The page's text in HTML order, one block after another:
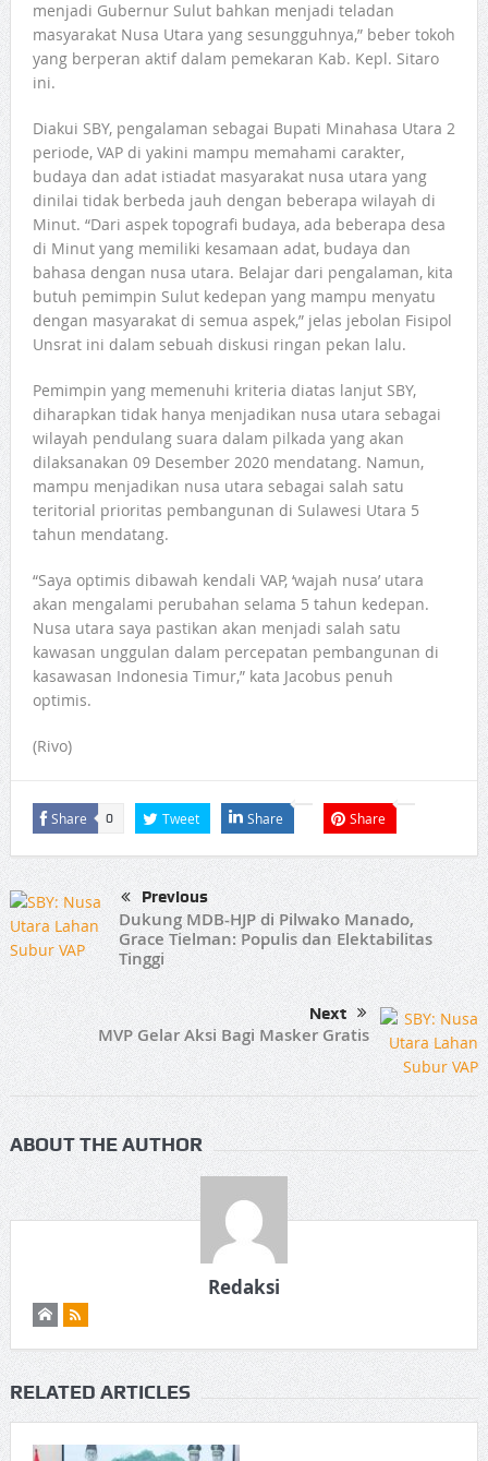
menjadi Gubernur Sulut bahkan menjadi teladan
masyarakat Nusa Utara yang sesungguhnya,” beber tokoh
yang berperan aktif dalam pemekaran Kab. Kepl. Sitaro
ini.
Diakui SBY, pengalaman sebagai Bupati Minahasa Utara 2
periode, VAP di yakini mampu memahami carakter,
budaya dan adat istiadat masyarakat nusa utara yang
dinilai tidak berbeda jauh dengan beberapa wilayah di
Minut. “Dari aspek topografi budaya, ada beberapa desa
di Minut yang memiliki kesamaan adat, budaya dan
bahasa dengan nusa utara. Belajar dari pengalaman, kita
butuh pemimpin Sulut kedepan yang mampu menyatu
dengan masyarakat di semua aspek,” jelas jebolan Fisipol
Unsrat ini dalam sebuah diskusi ringan pekan lalu.
Pemimpin yang memenuhi kriteria diatas lanjut SBY,
diharapkan tidak hanya menjadikan nusa utara sebagai
wilayah pendulang suara dalam pilkada yang akan
dilaksanakan 09 Desember 2020 mendatang. Namun,
mampu menjadikan nusa utara sebagai salah satu
teritorial prioritas pembangunan di Sulawesi Utara 5
tahun mendatang.
“Saya optimis dibawah kendali VAP, ‘wajah nusa’ utara
akan mengalami perubahan selama 5 tahun kedepan.
Nusa utara saya pastikan akan menjadi salah satu
kawasan unggulan dalam percepatan pembangunan di
kasawasan Indonesia Timur,” kata Jacobus penuh
optimis.
(Rivo)
Share 0 Tweet Share Share
Previous
Dukung MDB-HJP di Pilwako Manado,
Grace Tielman: Populis dan Elektabilitas
Tinggi
Next
MVP Gelar Aksi Bagi Masker Gratis
ABOUT THE AUTHOR
Redaksi
RELATED ARTICLES